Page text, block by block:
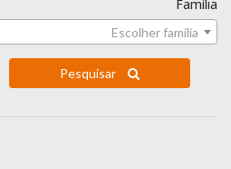
Família
Escolher família
Pesquisar